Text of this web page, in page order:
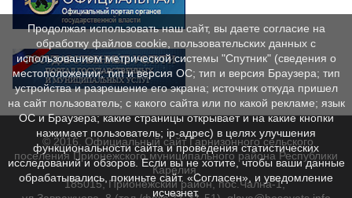
© 2016. Официальный сайт Гарнизонного сельского
поселения Прионежского муниципального района Республики
Карелия.
185015, Прионежский район, пос.Чална-1,
Продолжая использовать наш сайт, вы даете согласие на
обработку файлов cookie, пользовательских данных с
использованием метрической системы "Спутник" (сведения о
местоположении; тип и версия ОС; тип и версия Браузера; тип
устройства и разрешение его экрана; источник откуда пришел
на сайт пользователь; с какого сайта или по какой рекламе; язык
ОС и Браузера; какие страницы открывает и на какие кнопки
нажимает пользователь; ip-адрес) в целях улучшения
функциональности сайта и проведения статистических
исследований и обзоров. Если вы не хотите, чтобы ваши данные
обрабатывались, покиньте сайт. «Согласен», и уведомление
исчезнет.